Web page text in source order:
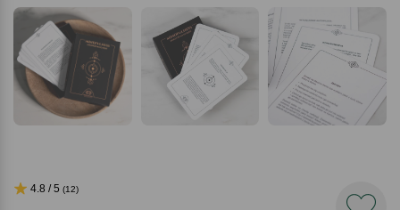
4.8 / 5 (12)